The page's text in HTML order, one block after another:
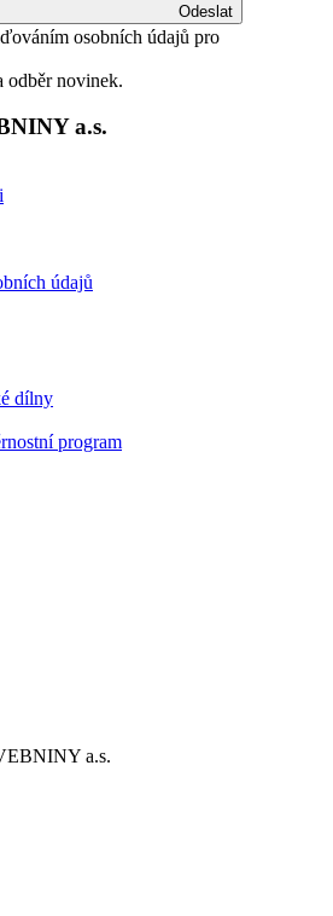
Odeslat
osobních údajů pro
odběr novinek.
a.s.
údajů
dílny
program
a.s.